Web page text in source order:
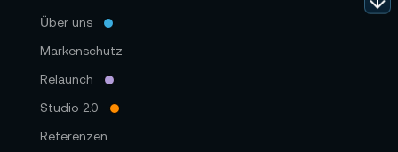
Über uns
Markenschutz
Relaunch
Studio 2.0
Referenzen